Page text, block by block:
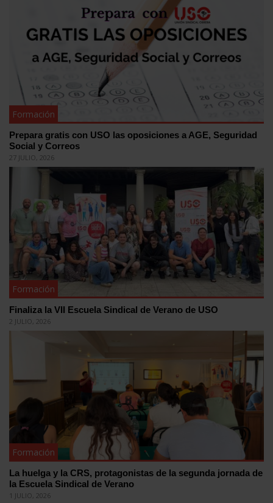
Formación
Prepara gratis con USO las oposiciones a AGE, Seguridad
Social y Correos
27 JULIO, 2026
Formación
Finaliza la VII Escuela Sindical de Verano de USO
2 JULIO, 2026
Formación
La huelga y la CRS, protagonistas de la segunda jornada de
la Escuela Sindical de Verano
1 JULIO, 2026